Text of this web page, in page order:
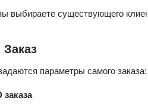
выбираете существующего
Заказ
параметры самого заказа:
заказа